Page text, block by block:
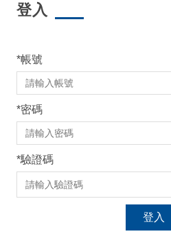
登入
*帳號
*密碼
*驗證碼
登入